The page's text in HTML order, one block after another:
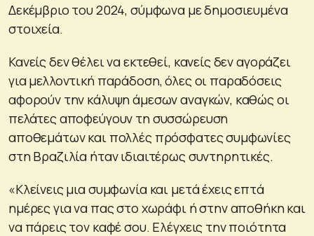
Δεκέμβριο του 2024, σύμφωνα με δημοσιευμένα
στοιχεία.
Κανείς δεν θέλει να εκτεθεί, κανείς δεν αγοράζει
για μελλοντική παράδοση, όλες οι παραδόσεις
αφορούν την κάλυψη άμεσων αναγκών, καθώς οι
πελάτες αποφεύγουν τη συσσώρευση
αποθεμάτων και πολλές πρόσφατες συμφωνίες
στη Βραζιλία ήταν ιδιαιτέρως συντηρητικές.
«Κλείνεις μια συμφωνία και μετά έχεις επτά
ημέρες για να πας στο χωράφι ή στην αποθήκη και
να πάρεις τον καφέ σου. Ελέγχεις την ποιότητα